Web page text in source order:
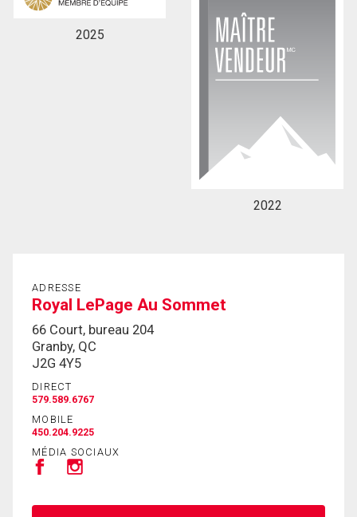
En cliquant sur le bouton « soumettre », vous
consentez à nos conditions d'utilisation et vous
2025
2022
ADRESSE
Royal LePage Au Sommet
66 Court, bureau 204
Granby, QC
J2G 4Y5
DIRECT
579.589.6767
MOBILE
450.204.9225
MÉDIA SOCIAUX